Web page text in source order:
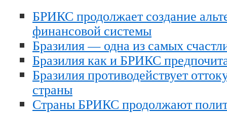
БРИКС продолжает создание
финансовой системы
Бразилия — одна из самых
Бразилия как и БРИКС
Бразилия противодействует
страны
Страны БРИКС продолжают